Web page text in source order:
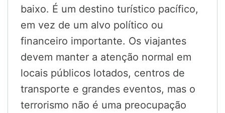
baixo. É um destino turístico pacífico,
em vez de um alvo político ou
financeiro importante. Os viajantes
devem manter a atenção normal em
locais públicos lotados, centros de
transporte e grandes eventos, mas o
terrorismo não é uma preocupação